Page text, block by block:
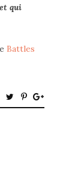
qui
Battles